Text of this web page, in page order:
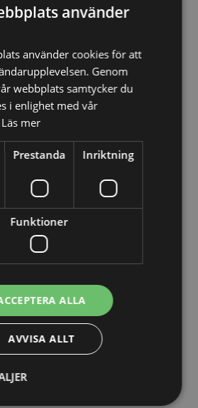
juridisk hjälp?
direkt via knappen nedan.
använder
använder cookies för att
Genom
webbplats samtycker du
i enlighet med vår
Läs mer
Prestanda Inriktning
Funktioner
ALLA
AVVISA ALLT